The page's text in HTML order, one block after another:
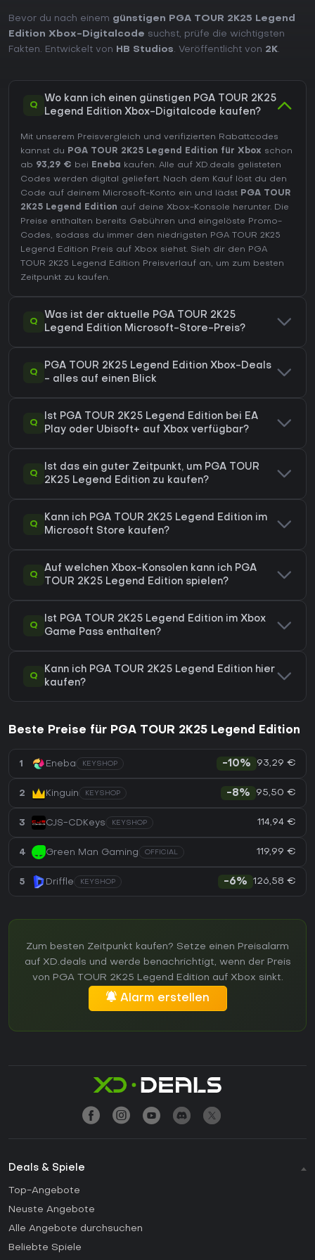
Bevor du nach einem günstigen PGA TOUR 2K25 Legend
Edition Xbox-Digitalcode suchst, prüfe die wichtigsten
Fakten. Entwickelt von
HB Studios. Veröffentlicht von 2K.
Q
Wo kann ich einen günstigen PGA TOUR 2K25
Legend Edition Xbox-Digitalcode kaufen?
Mit unserem Preisvergleich und verifizierten Rabattcodes
kannst du PGA TOUR 2K25 Legend Edition für Xbox schon
ab 93,29 € bei Eneba
kaufen. Alle auf XD.deals gelisteten
Codes werden digital geliefert. Nach dem Kauf löst du den
Code auf deinem Microsoft-Konto ein und lädst PGA TOUR
2K25 Legend Edition auf deine Xbox-Konsole herunter. Die
Preise enthalten bereits Gebühren und eingelöste Promo-
Codes, sodass du immer den niedrigsten PGA TOUR 2K25
Legend Edition Preis auf Xbox siehst. Sieh dir den PGA
TOUR 2K25 Legend Edition Preisverlauf an, um zum besten
Zeitpunkt zu kaufen.
Q
Was ist der aktuelle PGA TOUR 2K25
Legend Edition Microsoft-Store-Preis?
Q
PGA TOUR 2K25 Legend Edition Xbox-Deals
- alles auf einen Blick
Q
Ist PGA TOUR 2K25 Legend Edition bei EA
Play oder Ubisoft+ auf Xbox verfügbar?
Q
Ist das ein guter Zeitpunkt, um PGA TOUR
2K25 Legend Edition zu kaufen?
Q
Kann ich PGA TOUR 2K25 Legend Edition im
Microsoft Store kaufen?
Q
Auf welchen Xbox-Konsolen kann ich PGA
TOUR 2K25 Legend Edition spielen?
Q
Ist PGA TOUR 2K25 Legend Edition im Xbox
Game Pass enthalten?
Q
Kann ich PGA TOUR 2K25 Legend Edition hier
kaufen?
Beste Preise für PGA TOUR 2K25 Legend Edition
1 Eneba KEYSHOP -10% 93,29 €
2 Kinguin KEYSHOP -8% 95,50 €
3 CJS-CDKeys KEYSHOP 114,94 €
4 Green Man Gaming OFFICIAL 119,99 €
5 Driffle KEYSHOP -6% 126,58 €
Zum besten Zeitpunkt kaufen? Setze einen Preisalarm
auf XD.deals und werde benachrichtigt, wenn der Preis
von PGA TOUR 2K25 Legend Edition auf Xbox sinkt.
Alarm erstellen
Deals & Spiele
Top-Angebote
Neuste Angebote
Alle Angebote durchsuchen
Beliebte Spiele